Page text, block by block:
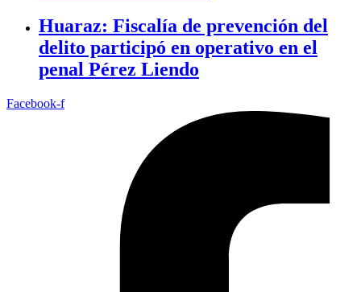
Huaraz: Fiscalía de prevención del
delito participó en operativo en el
penal Pérez Liendo
Facebook-f